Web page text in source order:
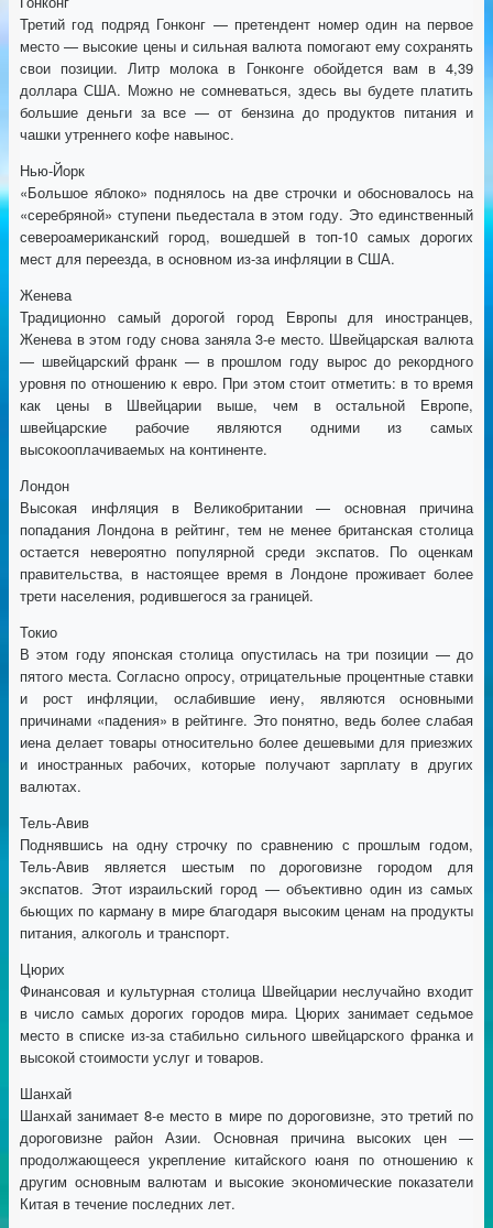
Третий год подряд Гонконг — претендент номер один на первое
место — высокие цены и сильная валюта помогают ему сохранять
свои позиции. Литр молока в Гонконге обойдется вам в 4,39
доллара США. Можно не сомневаться, здесь вы будете платить
большие деньги за все — от бензина до продуктов питания и
чашки утреннего кофе навынос.
Нью-Йорк
«Большое яблоко» поднялось на две строчки и обосновалось на
«серебряной» ступени пьедестала в этом году. Это единственный
североамериканский город, вошедшей в топ-10 самых дорогих
мест для переезда, в основном из-за инфляции в США.
Женева
Традиционно самый дорогой город Европы для иностранцев,
Женева в этом году снова заняла 3-е место. Швейцарская валюта
— швейцарский франк — в прошлом году вырос до рекордного
уровня по отношению к евро. При этом стоит отметить: в то время
как цены в Швейцарии выше, чем в остальной Европе,
швейцарские рабочие являются одними из самых
высокооплачиваемых на континенте.
Лондон
Высокая инфляция в Великобритании — основная причина
попадания Лондона в рейтинг, тем не менее британская столица
остается невероятно популярной среди экспатов. По оценкам
правительства, в настоящее время в Лондоне проживает более
трети населения, родившегося за границей.
Токио
В этом году японская столица опустилась на три позиции — до
пятого места. Согласно опросу, отрицательные процентные ставки
и рост инфляции, ослабившие иену, являются основными
причинами «падения» в рейтинге. Это понятно, ведь более слабая
иена делает товары относительно более дешевыми для приезжих
и иностранных рабочих, которые получают зарплату в других
валютах.
Тель-Авив
Поднявшись на одну строчку по сравнению с прошлым годом,
Тель-Авив является шестым по дороговизне городом для
экспатов. Этот израильский город — объективно один из самых
бьющих по карману в мире благодаря высоким ценам на продукты
питания, алкоголь и транспорт.
Цюрих
Финансовая и культурная столица Швейцарии неслучайно входит
в число самых дорогих городов мира. Цюрих занимает седьмое
место в списке из-за стабильно сильного швейцарского франка и
высокой стоимости услуг и товаров.
Шанхай
Шанхай занимает 8-е место в мире по дороговизне, это третий по
дороговизне район Азии. Основная причина высоких цен —
продолжающееся укрепление китайского юаня по отношению к
другим основным валютам и высокие экономические показатели
Китая в течение последних лет.